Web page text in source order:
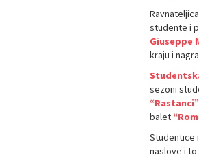
studente i
Giuseppe
kraju i
sezoni
“Rastanci”
balet
Studentice
naslove i to